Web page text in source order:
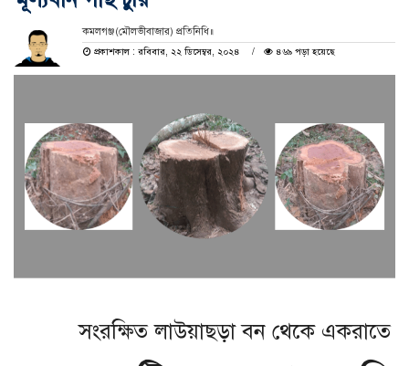
কমলগঞ্জ(মৌলভীবাজার) প্রতিনিধি॥
প্রকাশকাল : রবিবার, ২২ ডিসেম্বর, ২০২৪
৪৬৯ পড়া হয়েছে
সংরক্ষিত লাউয়াছড়া বন থেকে একরাতে